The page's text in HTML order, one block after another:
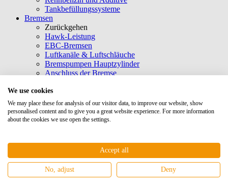
Tankbefüllungssysteme
Bremsen
Zurückgehen
Hawk-Leistung
EBC-Bremsen
Luftkanäle & Luftschläuche
Bremspumpen Hauptzylinder
Anschluss der Bremse
Wilwood-Bremssättel
Bremssättel Hi Spec
Bremssättel Typ Grimeca
Pedal-Boxen
Remdrukregelaars
Bremssattel Teile
Bremsenöl
We use cookies
We may place these for analysis of our visitor data, to improve our website, show
personalised content and to give you a great website experience. For more information
about the cookies we use open the settings.
Accept all
No, adjust Deny